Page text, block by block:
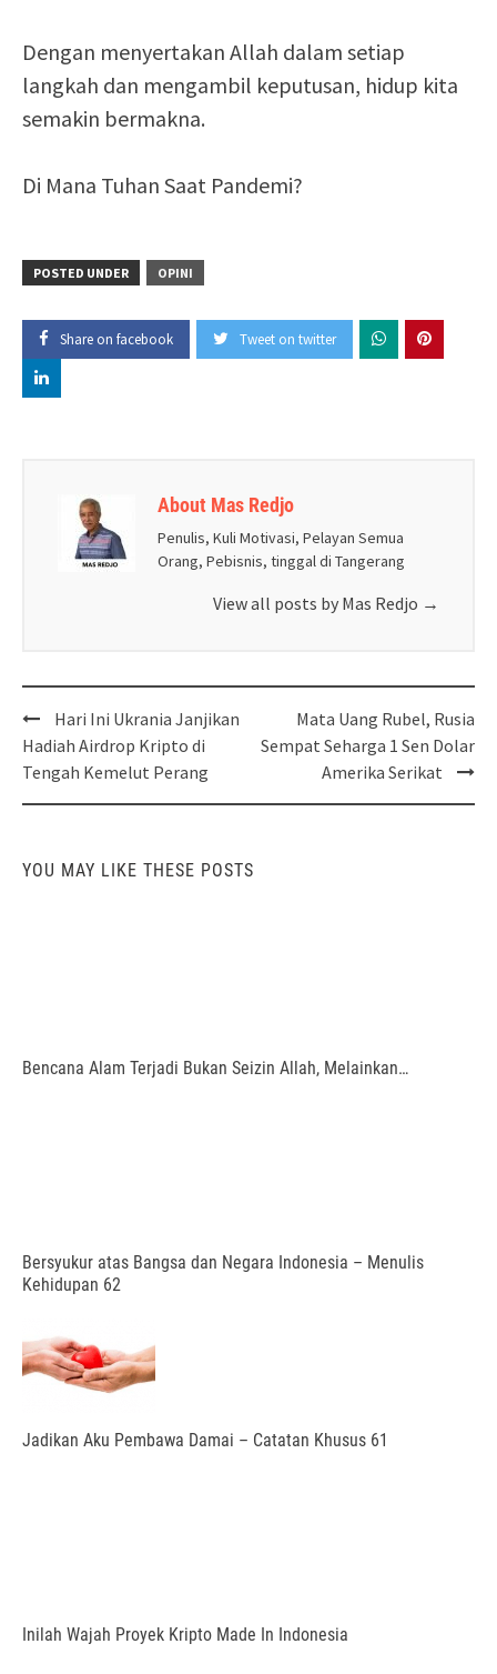
Dengan menyertakan Allah dalam setiap
langkah dan mengambil keputusan, hidup kita
semakin bermakna.
Di Mana Tuhan Saat Pandemi?
POSTED UNDER OPINI
Share on facebook Tweet on twitter
About Mas Redjo
Penulis, Kuli Motivasi, Pelayan Semua
Orang, Pebisnis, tinggal di Tangerang
View all posts by Mas Redjo →
Post
navigation
Hari Ini Ukrania Janjikan
Hadiah Airdrop Kripto di
Tengah Kemelut Perang
Mata Uang Rubel, Rusia
Sempat Seharga 1 Sen Dolar
Amerika Serikat
YOU MAY LIKE THESE POSTS
Bencana Alam Terjadi Bukan Seizin Allah, Melainkan…
Bersyukur atas Bangsa dan Negara Indonesia – Menulis
Kehidupan 62
Jadikan Aku Pembawa Damai – Catatan Khusus 61
Inilah Wajah Proyek Kripto Made In Indonesia